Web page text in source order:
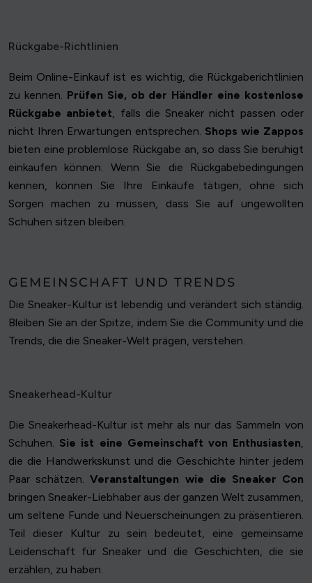
Rückgabe-Richtlinien
Beim Online-Einkauf ist es wichtig, die Rückgaberichtlinien
zu kennen. Prüfen Sie, ob der Händler eine kostenlose
Rückgabe anbietet , falls die Sneaker nicht passen oder
nicht Ihren Erwartungen entsprechen. Shops wie Zappos
bieten eine problemlose Rückgabe an, so dass Sie beruhigt
einkaufen können. Wenn Sie die Rückgabebedingungen
kennen, können Sie Ihre Einkäufe tätigen, ohne sich
Sorgen machen zu müssen, dass Sie auf ungewollten
Schuhen sitzen bleiben.
GEMEINSCHAFT UND TRENDS
Die Sneaker-Kultur ist lebendig und verändert sich ständig.
Bleiben Sie an der Spitze, indem Sie die Community und die
Trends, die die Sneaker-Welt prägen, verstehen.
Sneakerhead-Kultur
Die Sneakerhead-Kultur ist mehr als nur das Sammeln von
Schuhen. Sie ist eine Gemeinschaft von Enthusiasten
die die Handwerkskunst und die Geschichte hinter jedem
Paar schätzen.Veranstaltungen wie die Sneaker Con
bringen Sneaker-Liebhaber aus der ganzen Welt zusammen,
um seltene Funde und Neuerscheinungen zu präsentieren.
Teil dieser Kultur zu sein bedeutet, eine gemeinsame
Leidenschaft für Sneaker und die Geschichten, die sie
erzählen, zu haben.